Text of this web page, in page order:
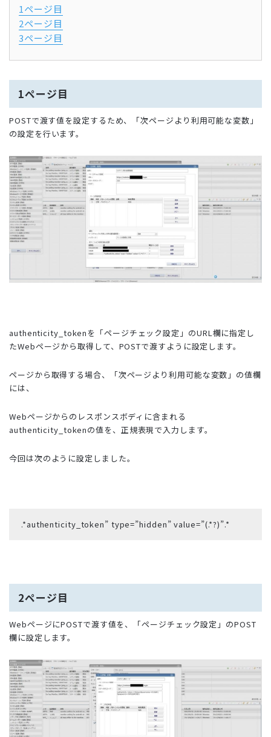
1ページ目
2ページ目
3ページ目
1ページ目
POSTで渡す値を設定するため、「次ページより利用可能な変数」
の設定を行います。
authenticity_tokenを「ページチェック設定」のURL欄に指定し
たWebページから取得して、POSTで渡すように設定します。
ページから取得する場合、「次ページより利用可能な変数」の値欄
には、
Webページからのレスポンスボディに含まれる
authenticity_tokenの値を、正規表現で入力します。
今回は次のように設定しました。
.*authenticity_token” type=”hidden” value=”(.*?)”.*
2ページ目
WebページにPOSTで渡す値を、「ページチェック設定」のPOST
欄に設定します。